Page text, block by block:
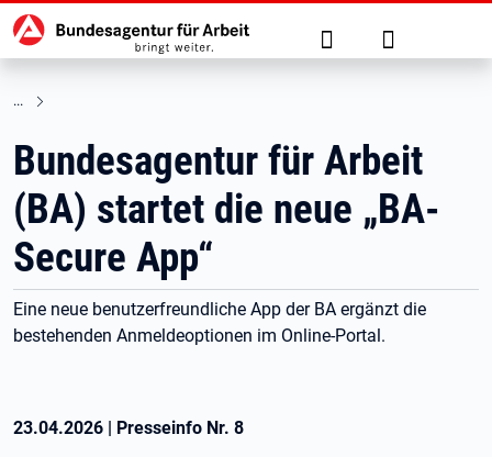
zu den Hauptinhalten springen
Hauptnavigation Suche Anmelden
Bundesagentur für Arbeit
(BA) startet die neue „BA-
Secure App“
Eine neue benutzerfreundliche App der BA ergänzt die
bestehenden Anmeldeoptionen im Online-Portal.
23.04.2026 | Presseinfo Nr. 8